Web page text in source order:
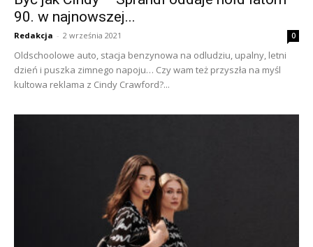
90. w najnowszej...
Redakcja - 2 września 2021 0
Oldschoolowe auto, stacja benzynowa na odludziu, upalny, letni
dzień i puszka zimnego napoju… Czy wam też przyszła na myśl
kultowa reklama z Cindy Crawford?...